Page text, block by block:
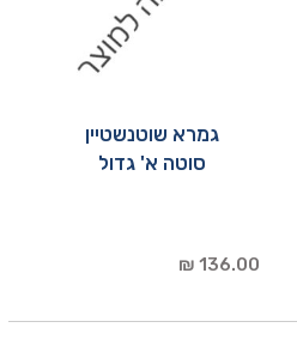
גמרא שוטנשטיין
סוטה א' גדול
136.00 ₪